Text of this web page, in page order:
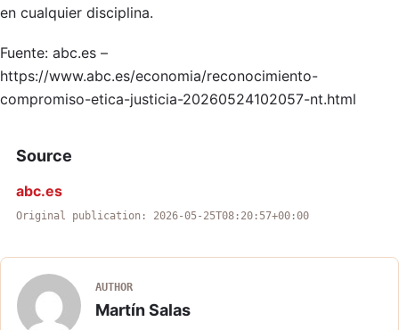
en cualquier disciplina.
Fuente: abc.es –
https://www.abc.es/economia/reconocimiento-
compromiso-etica-justicia-20260524102057-nt.html
Source
abc.es
Original publication: 2026-05-25T08:20:57+00:00
AUTHOR
Martín Salas